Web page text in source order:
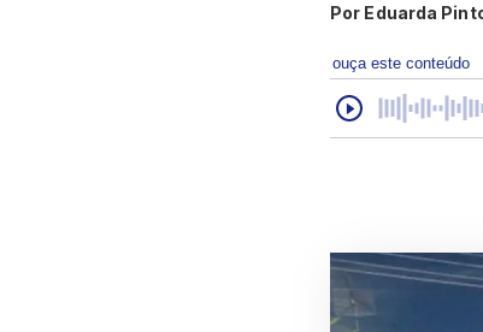
Por Eduarda
ouça este conteúdo